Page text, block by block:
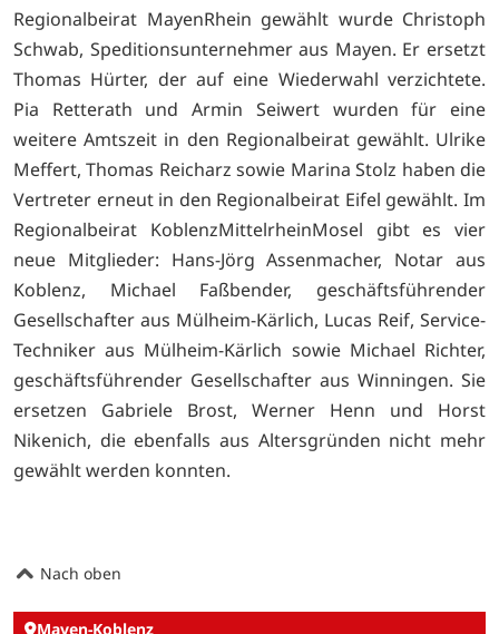
Regionalbeirat MayenRhein gewählt wurde Christoph
Schwab, Speditionsunternehmer aus Mayen. Er ersetzt
Thomas Hürter, der auf eine Wiederwahl verzichtete.
Pia Retterath und Armin Seiwert wurden für eine
weitere Amtszeit in den Regionalbeirat gewählt. Ulrike
Meffert, Thomas Reicharz sowie Marina Stolz haben die
Vertreter erneut in den Regionalbeirat Eifel gewählt. Im
Regionalbeirat KoblenzMittelrheinMosel gibt es vier
neue Mitglieder: Hans-Jörg Assenmacher, Notar aus
Koblenz, Michael Faßbender, geschäftsführender
Gesellschafter aus Mülheim-Kärlich, Lucas Reif, Service-
Techniker aus Mülheim-Kärlich sowie Michael Richter,
geschäftsführender Gesellschafter aus Winningen. Sie
ersetzen Gabriele Brost, Werner Henn und Horst
Nikenich, die ebenfalls aus Altersgründen nicht mehr
gewählt werden konnten.
Nach oben
Mayen-Koblenz